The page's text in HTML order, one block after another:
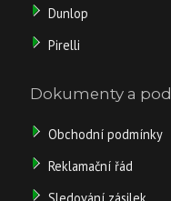
Dunlop
Pirelli
Dokumenty a
Obchodní podmínky
Reklamační řád
Sledování zásilek